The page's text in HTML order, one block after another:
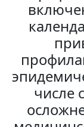
числе